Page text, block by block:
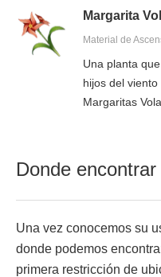
Margarita
Material de
Una planta
hijos del
Margaritas
Donde
Una vez conocemos su
donde podemos
primera restricción de